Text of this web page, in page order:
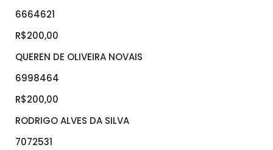
6664621
R$200,00
QUEREN DE OLIVEIRA NOVAIS
6998464
R$200,00
RODRIGO ALVES DA SILVA
7072531